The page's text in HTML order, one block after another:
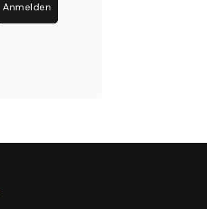
Anmelden